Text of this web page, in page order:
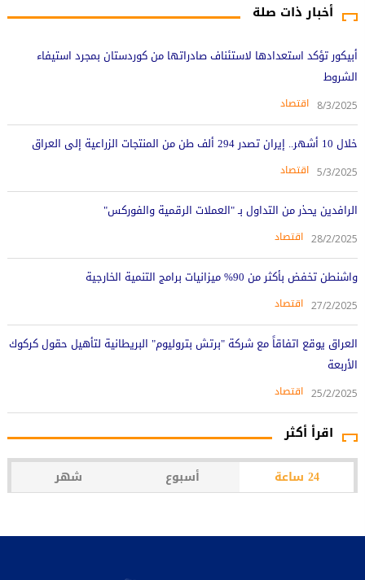
أخبار ذات صلة
أبيكور تؤكد استعدادها لاستئناف صادراتها من كوردستان بمجرد استيفاء
الشروط
8/3/2025 اقتصاد
خلال 10 أشهر.. إيران تصدر 294 ألف طن من المنتجات الزراعية إلى العراق
5/3/2025 اقتصاد
الرافدين يحذر من التداول بـ "العملات الرقمية والفوركس"
28/2/2025 اقتصاد
واشنطن تخفض بأكثر من 90% ميزانيات برامج التنمية الخارجية
27/2/2025 اقتصاد
العراق يوقع اتفاقاً مع شركة "برتش بتروليوم" البريطانية لتأهيل حقول كركوك
الأربعة
25/2/2025 اقتصاد
اقرأ أكثر
24 ساعة أسبوع شهر